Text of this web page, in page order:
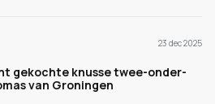
23 dec 2025
gekochte knusse twee-onder-
van Groningen